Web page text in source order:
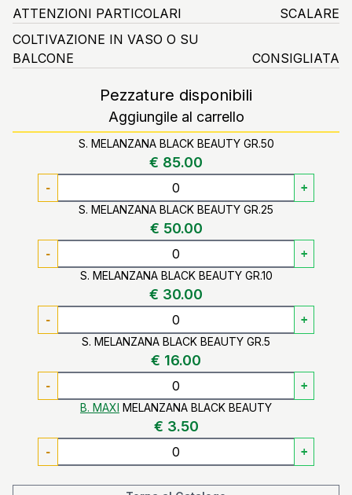
ATTENZIONI PARTICOLARI
SCALARE
COLTIVAZIONE IN VASO O SU
BALCONE
CONSIGLIATA
Pezzature disponibili
Aggiungile al carrello
S. MELANZANA BLACK BEAUTY GR.50
€ 85.00
- +
S. MELANZANA BLACK BEAUTY GR.25
€ 50.00
- +
S. MELANZANA BLACK BEAUTY GR.10
€ 30.00
- +
S. MELANZANA BLACK BEAUTY GR.5
€ 16.00
- +
B. MAXI MELANZANA BLACK BEAUTY
€ 3.50
- +